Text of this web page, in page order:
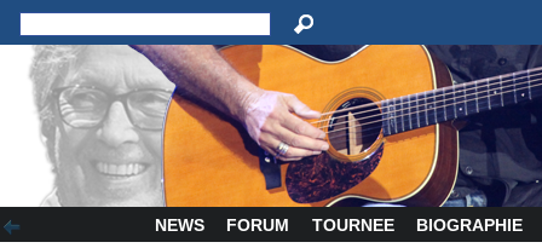
NEWS FORUM TOURNEE BIOGRAPHIE